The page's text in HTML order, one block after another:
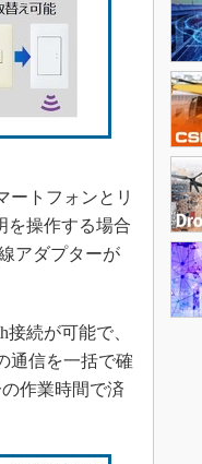
ートフォンとリ
を操作する場合
アダプターが
続が可能で、
通信を一括で確
作業時間で済